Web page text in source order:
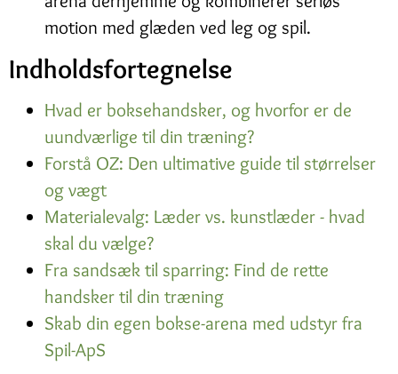
motion med glæden ved leg og spil.
Indholdsfortegnelse
Hvad er boksehandsker, og hvorfor er de
uundværlige til din træning?
Forstå OZ: Den ultimative guide til størrelser
og vægt
Materialevalg: Læder vs. kunstlæder - hvad
skal du vælge?
Fra sandsæk til sparring: Find de rette
handsker til din træning
Skab din egen bokse-arena med udstyr fra
Spil-ApS